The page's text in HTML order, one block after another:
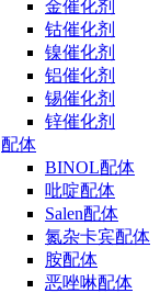
金催化剂
钴催化剂
镍催化剂
铝催化剂
锡催化剂
锌催化剂
配体
BINOL配体
吡啶配体
Salen配体
氮杂卡宾配体
胺配体
恶唑啉配体